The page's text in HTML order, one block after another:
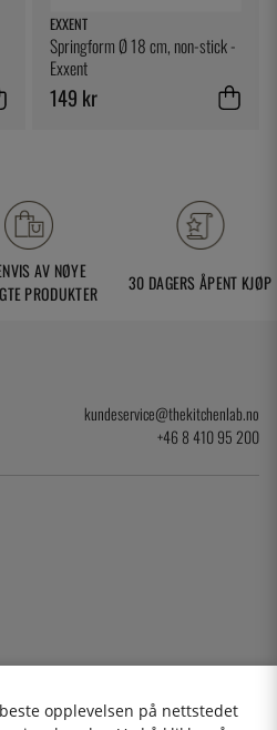
EXXENT
Springform Ø 18 cm, non-stick -
Exxent
149 kr
AV NØYE
PRODUKTER
30 DAGERS ÅPENT KJØP
kundeservice@thekitchenlab.no
+46 8 410 95 200
opplevelsen på nettstedet